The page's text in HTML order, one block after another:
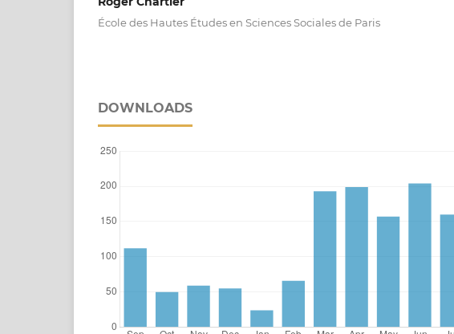
École des Hautes Études en Sciences Sociales de Paris
DOWNLOADS